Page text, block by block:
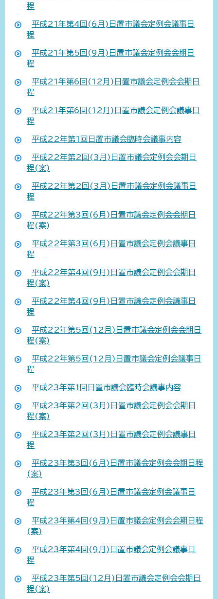
程
平成21年第4回(6月)日置市議会定例会議事日
程
平成21年第5回(9月)日置市議会定例会会期日
程
平成21年第6回(12月)日置市議会定例会会期日
程
平成21年第6回(12月)日置市議会定例会議事日
程
平成22年第1回日置市議会臨時会議事内容
平成22年第2回(3月)日置市議会定例会会期日
程(案)
平成22年第2回(3月)日置市議会定例会議事日
程
平成22年第3回(6月)日置市議会定例会会期日
程(案)
平成22年第3回(6月)日置市議会定例会議事日
程
平成22年第4回(9月)日置市議会定例会会期日
程(案)
平成22年第4回(9月)日置市議会定例会議事日
程
平成22年第5回(12月)日置市議会定例会会期日
程(案)
平成22年第5回(12月)日置市議会定例会議事日
程
平成23年第1回日置市議会臨時会議事内容
平成23年第2回(3月)日置市議会定例会会期日
程(案)
平成23年第2回(3月)日置市議会定例会議事日
程
平成23年第3回(6月)日置市議会定例会会期日程
(案)
平成23年第3回(6月)日置市議会定例会議事日
程
平成23年第4回(9月)日置市議会定例会会期日程
(案)
平成23年第4回(9月)日置市議会定例会議事日
程
平成23年第5回(12月)日置市議会定例会会期日
程(案)